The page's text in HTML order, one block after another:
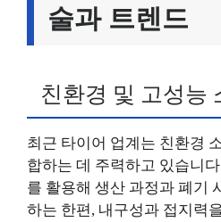
술과 트렌드
친환경 및 고성능
최근 타이어 업계는 친환경
합하는 데 주력하고 있습니
를 활용해 생산 과정과 폐기
하는 한편, 내구성과 접지력